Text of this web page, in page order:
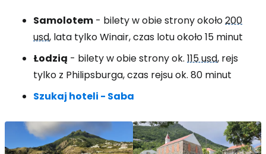
Samolotem - bilety w obie strony około200
usd, lata tylko Winair, czas lotu około 15 minut
Łodzią - bilety w obie strony ok. 115 usd, rejs
tylko z Philipsburga, czas rejsu ok. 80 minut
Szukaj hoteli - Saba